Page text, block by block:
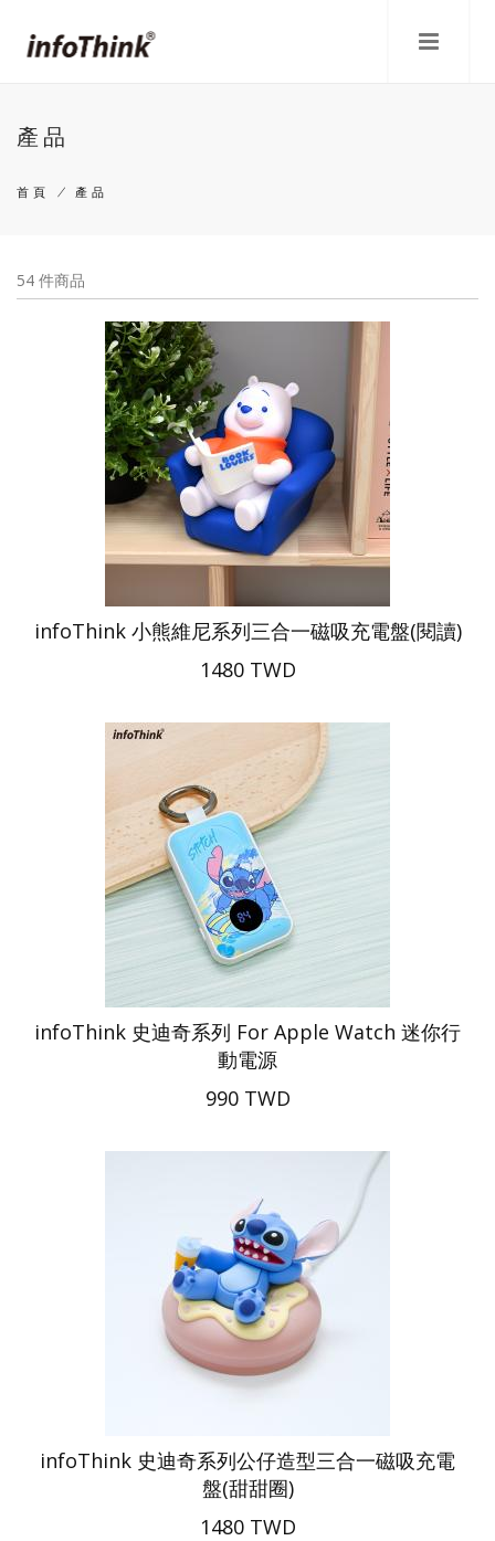
產品
航
連
首頁 / 產品
54 件商品
infoThink 小熊維尼系列三合一磁吸充電盤(閱讀)
1480 TWD
infoThink 史迪奇系列 For Apple Watch 迷你行
動電源
990 TWD
infoThink 史迪奇系列公仔造型三合一磁吸充電
盤(甜甜圈)
1480 TWD